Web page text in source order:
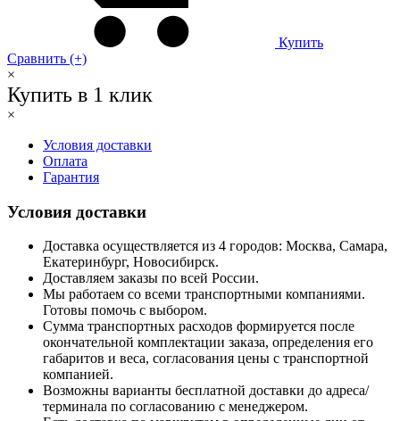
Купить
Сравнить (+)
×
Купить в 1 клик
×
Условия доставки
Оплата
Гарантия
Условия доставки
Доставка осуществляется из 4 городов: Москва, Самара,
Екатеринбург, Новосибирск.
Доставляем заказы по всей России.
Мы работаем со всеми транспортными компаниями.
Готовы помочь с выбором.
Сумма транспортных расходов формируется после
окончательной комплектации заказа, определения его
габаритов и веса, согласования цены с транспортной
компанией.
Возможны варианты бесплатной доставки до адреса/
терминала по согласованию с менеджером.